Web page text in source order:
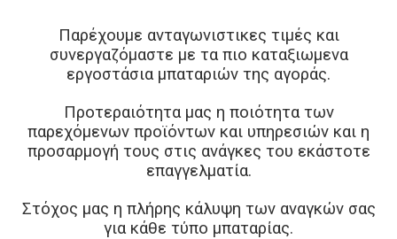
Παρέχουμε ανταγωνιστικες τιμές και
συνεργαζόμαστε με τα πιο καταξιωμενα
εργοστάσια μπαταριών της αγοράς.
Προτεραιότητα μας η ποιότητα των
παρεχόμενων προϊόντων και υπηρεσιών και η
προσαρμογή τους στις ανάγκες του εκάστοτε
επαγγελματία.
Στόχος μας η πλήρης κάλυψη των αναγκών σας
για κάθε τύπο μπαταρίας.